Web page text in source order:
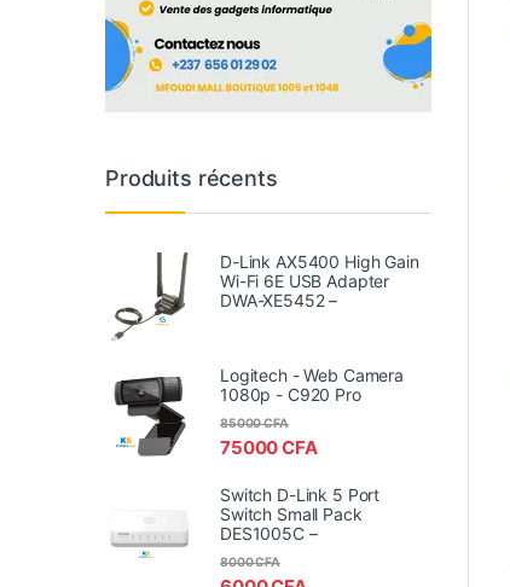
Produits récents
D-Link AX5400 High Gain
Wi-Fi 6E USB Adapter
DWA-XE5452 –
Logitech - Web Camera
1080p - C920 Pro
75000CFA
85000CFA
Switch D-Link 5 Port
Switch Small Pack
DES1005C –
8000CFA